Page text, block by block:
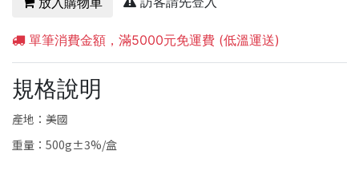
單筆消費金額，滿5000元免運費 (低溫運送)
規格說明
產地：美國
重量：500g±3%/盒